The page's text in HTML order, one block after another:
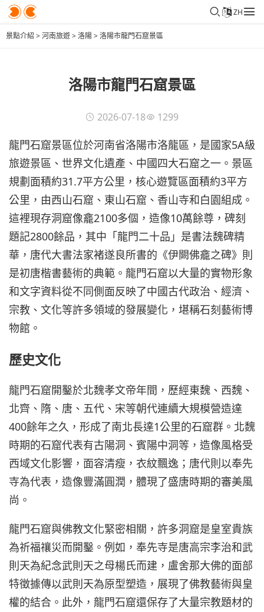
ZH
景點介紹 >河南旅遊>洛陽>洛陽市龍門石窟景區
洛陽市龍門石窟景區
2026-07-18 1299
龍門石窟景區位於河南省洛陽市洛龍區，是國家5A級
旅遊景區、世界文化遺產、中國四大石窟之一。景區
規劃面積約31.7平方公里，核心遊覽區面積約3平方
公里，由西山石窟、東山石窟、香山寺和白園組成。
這裡現存洞窟像龕2100多個，造像10萬餘尊，碑刻
題記2800餘品，其中「龍門二十品」是書法魏碑精
華，唐代大書法家褚遂良所書的《伊闕佛龕之碑》則
是初唐楷書藝術的典範。龍門石窟以大量的實物形象
和文字資料從不同側面反映了中國古代政治、經濟、
宗教、文化等許多領域的發展變化，堪稱石刻藝術博
物館。
歷史文化
龍門石窟開鑿於北魏孝文帝年間，歷經東魏、西魏、
北齊、隋、唐、五代、宋等朝代連續大規模營造達
400餘年之久，形成了南北長達1公里的石窟群。北魏
時期的石窟代表有古陽洞、賓陽中洞等，造像風格受
西域文化影響，面容清瘦，衣紋飄逸；唐代則以奉先
寺為代表，造像豐滿圓潤，體現了盛唐時期的審美風
尚。
龍門石窟與佛教文化緊密相關，許多洞窟是皇室貴族
為祈福禳災而開鑿。例如，奉先寺是唐高宗李治和武
則天為紀念武則天之母楊氏而建，盧舍那大佛的面部
特徵據傳以武則天為原型塑造，展現了佛教藝術與皇
權的結合。此外，龍門石窟還保存了大量宗教題材的